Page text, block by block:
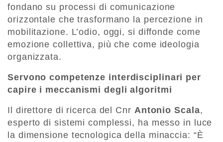
fondano su processi di comunicazione
orizzontale che trasformano la percezione in
mobilitazione. L’odio, oggi, si diffonde come
emozione collettiva, più che come ideologia
organizzata.
Servono competenze interdisciplinari per
capire i meccanismi degli algoritmi
Il direttore di ricerca del Cnr Antonio Scala,
esperto di sistemi complessi, ha messo in luce
la dimensione tecnologica della minaccia: “È